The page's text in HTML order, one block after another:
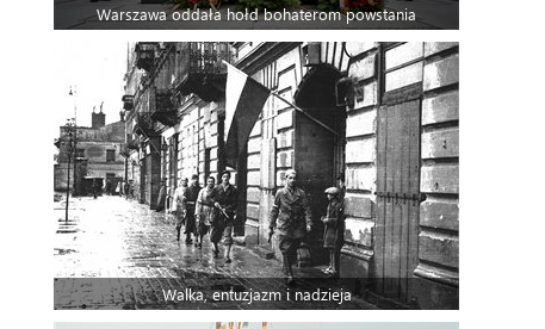
Warszawa oddała hołd bohaterom powstania
Walka, entuzjazm i nadzieja